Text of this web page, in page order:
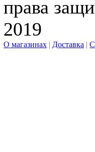
права
2019
О магазинах | Доставка |